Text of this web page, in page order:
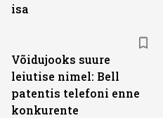
isa
Võidujooks suure
leiutise nimel: Bell
patentis telefoni enne
konkurente